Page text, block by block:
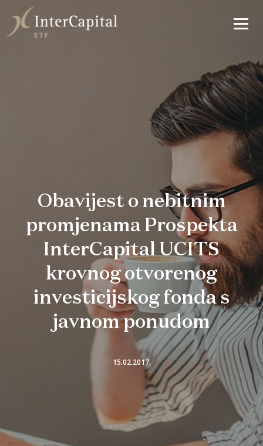
Obavijest o nebitnim
promjenama Prospekta
InterCapital UCITS
krovnog otvorenog
investicijskog fonda s
javnom ponudom
15.02.2017.